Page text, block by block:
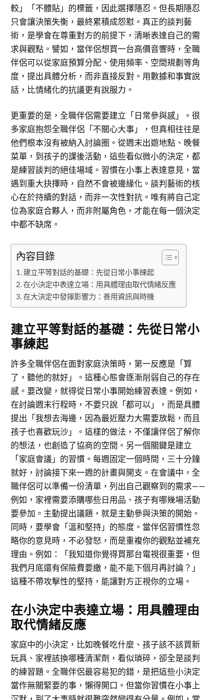
較」「不體貼」的標籤，因此選擇隱忍。但長期隱忍
只會讓決策失衡，最終累積成怨懟。真正的談判藝
術，是學會在尊重對方的前提下，清晰表達自己的需
求與觀點。譬如，當伴侶想買一台高價音響時，全職
伴侶可以從家庭預算分配、使用頻率、空間規劃等角
度，提出具體分析，而非直接反對。用數據和事實說
話，比情緒化的抗議更有說服力。
更重要的是，全職伴侶需要建立「日常參與感」。很
多家庭抱怨全職伴侶「不關心大事」，但真相往往是
他們根本沒有被納入討論圈。從週末出遊地點、晚餐
菜單，到孩子的課後活動，這些看似微小的決定，都
是練習談判的絕佳場域。習慣在小事上表達意見，當
遇到重大抉擇時，自然不會被邊緣化。談判藝術的核
心在於持續的對話，而非一次性對抗。唯有將自己定
位為家庭合夥人，而非附屬角色，才能在每一個決定
中都不缺席。
內容目錄
建立平等對話的基礎：先從日常小事練起
在小決定中表達立場：用具體理由取代情緒反應
在大決定中發揮影響力：善用資訊與時機
建立平等對話的基礎：先從日常小
事練起
許多全職伴侶在面對家庭決策時，第一反應是「算
了，聽他的就好」。這種心態會逐漸削弱自己的存在
感。要改變，就得從日常小事開始練習表達。例如，
在討論週末行程時，不要只說「都可以」，而是具體
提出「我想去海邊，因為最近壓力大需要放鬆，而且
孩子也喜歡玩沙」。這樣的做法，不僅讓伴侶了解你
的想法，也創造了協商的空間。另一個關鍵是建立
「家庭會議」的習慣。每週固定一個時間，三十分鐘
就好，討論接下來一週的計畫與開支。在會議中，全
職伴侶可以準備一份清單，列出自己觀察到的需求——
例如，家裡需要添購哪些日用品、孩子有哪幾場活動
要參加。主動提出議題，就是主動參與決策的開始。
同時，要學會「溫和堅持」的態度。當伴侶習慣性忽
略你的意見時，不必發怒，而是重複你的觀點並補充
理由。例如：「我知道你覺得買那台電視很重要，但
我們月底還有保險費要繳，能不能下個月再討論？」
這種不帶攻擊性的堅持，能讓對方正視你的立場。
在小決定中表達立場：用具體理由
取代情緒反應
家庭中的小決定，比如晚餐吃什麼、孩子該不該買新
玩具、家裡該換哪種清潔劑，看似瑣碎，卻全是談判
的練習題。全職伴侶最容易犯的錯，是把這些小決定
當作無關緊要的事，懶得開口。但當你習慣在小事上